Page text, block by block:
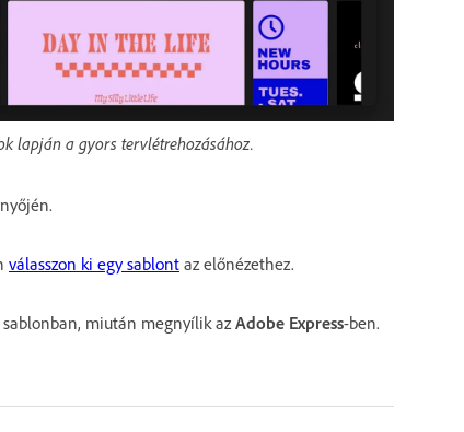
lapján a gyors tervlétrehozásához.
válasszon ki egy sablont az előnézethez.
sablonban, miután megnyílik azAdobe Express-ben.